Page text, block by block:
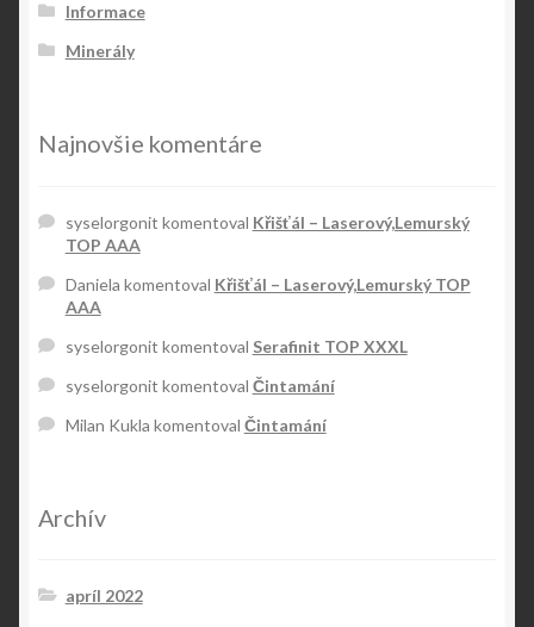
Informace
Minerály
Najnovšie komentáre
syselorgonit komentoval Křišťál – Laserový,Lemurský
TOP AAA
Daniela komentoval Křišťál – Laserový,Lemurský TOP
AAA
syselorgonit komentoval Serafinit TOP XXXL
syselorgonit komentoval Čintamání
Milan Kukla komentoval Čintamání
Archív
apríl 2022